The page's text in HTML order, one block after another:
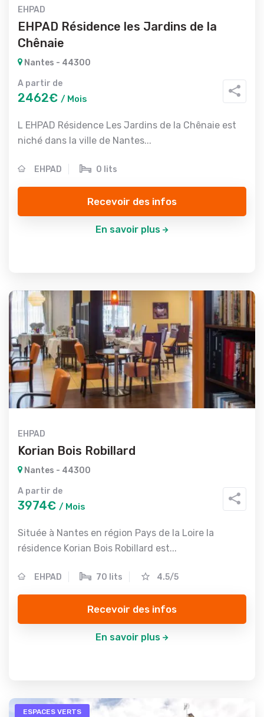
EHPAD
EHPAD Résidence les Jardins de la
Chênaie
Nantes - 44300
A partir de
2462€ / Mois
L EHPAD Résidence Les Jardins de la Chênaie est
niché dans la ville de Nantes...
EHPAD 0 lits
Recevoir des infos
En savoir plus
EHPAD
Korian Bois Robillard
Nantes - 44300
A partir de
3974€ / Mois
Située à Nantes en région Pays de la Loire la
résidence Korian Bois Robillard est...
EHPAD 70 lits 4.5/5
Recevoir des infos
En savoir plus
ESPACES VERTS